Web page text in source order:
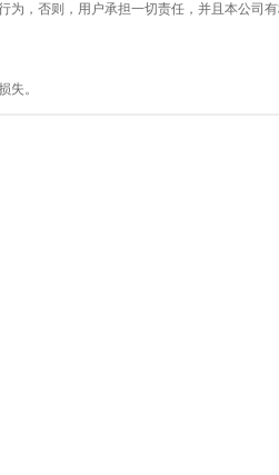
为，否则，用户承担一切责任，并且本公司
失。